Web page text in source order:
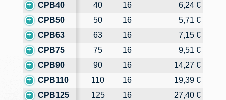
CPB40
40 16
6,24 €
CPB50
50 16
5,71 €
CPB63
63 16
7,15 €
CPB75
75 16
9,51 €
CPB90
90 16
14,27 €
CPB110
110 16
19,39 €
CPB125
125 16
27,40 €